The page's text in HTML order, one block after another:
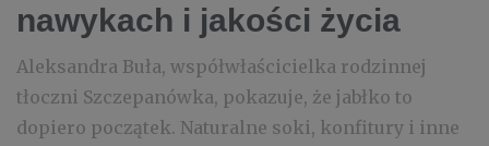
nawykach i jakości życia
Aleksandra Buła, współwłaścicielka rodzinnej
tłoczni Szczepanówka, pokazuje, że jabłko to
dopiero początek. Naturalne soki, konfitury i inne